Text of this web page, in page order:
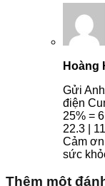
Hoàng
Gửi
điện
25% =
22.3 |
Cảm
sức
Thêm một